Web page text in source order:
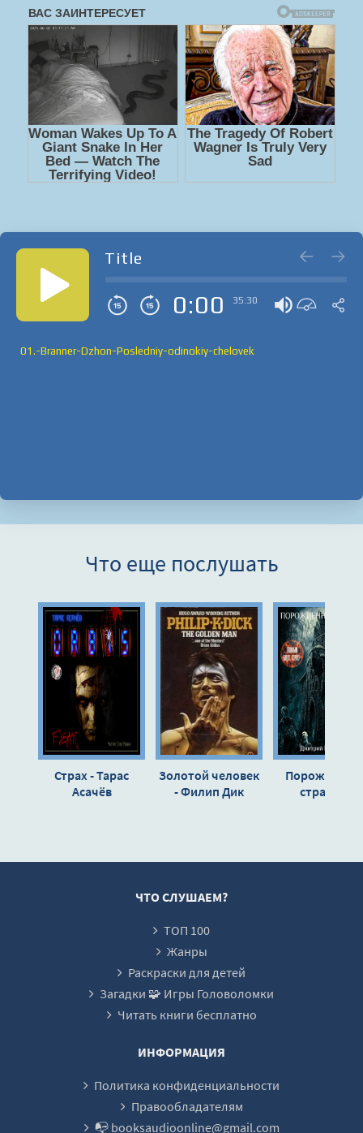
Title
0:00 35:30
01.-Branner-Dzhon-Posledniy-odinokiy-chelovek
Что еще послушать
Страх - Тарас
Асачёв
Золотой человек
- Филип Дик
страхом -
ЧТО СЛУШАЕМ?
ТОП 100
Жанры
Раскраски для детей
Загадки 🧩 Игры Головоломки
Читать книги бесплатно
ИНФОРМАЦИЯ
Политика конфиденциальности
Правообладателям
📭 booksaudioonline@gmail.com